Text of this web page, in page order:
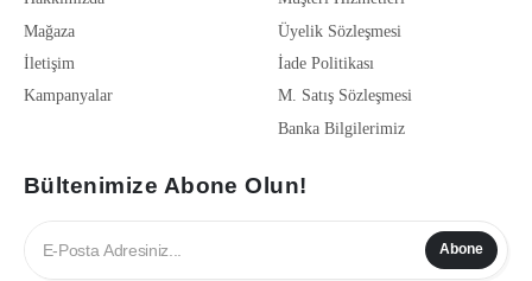
Mağaza
İletişim
Kampanyalar
Üyelik Sözleşmesi
İade Politikası
M. Satış Sözleşmesi
Banka Bilgilerimiz
Bültenimize Abone Olun!
Abone